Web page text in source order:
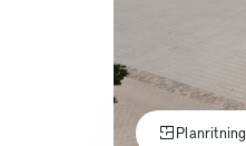
Planritning